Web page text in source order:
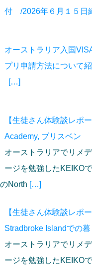
付 /2026年６月１５日
オーストラリア入国
プリ申請方法について紹
[…]
【生徒さん体験談レポ
Academy, ブリスベン
オーストラリアでリメ
ージを勉強したKEIKOで
North […]
【生徒さん体験談レポ
Stradbroke Islandでの暮
オーストラリアでリメ
ージを勉強したKEIKOで